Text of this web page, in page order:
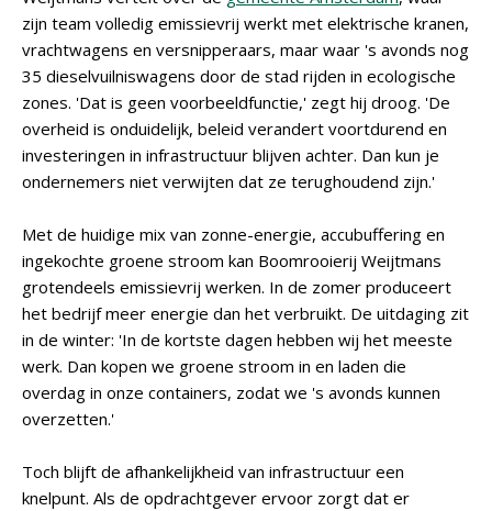
zijn team volledig emissievrij werkt met elektrische kranen,
vrachtwagens en versnipperaars, maar waar 's avonds nog
35 dieselvuilniswagens door de stad rijden in ecologische
zones. 'Dat is geen voorbeeldfunctie,' zegt hij droog. 'De
overheid is onduidelijk, beleid verandert voortdurend en
investeringen in infrastructuur blijven achter. Dan kun je
ondernemers niet verwijten dat ze terughoudend zijn.'
Met de huidige mix van zonne-energie, accubuffering en
ingekochte groene stroom kan Boomrooierij Weijtmans
grotendeels emissievrij werken. In de zomer produceert
het bedrijf meer energie dan het verbruikt. De uitdaging zit
in de winter: 'In de kortste dagen hebben wij het meeste
werk. Dan kopen we groene stroom in en laden die
overdag in onze containers, zodat we 's avonds kunnen
overzetten.'
Toch blijft de afhankelijkheid van infrastructuur een
knelpunt. Als de opdrachtgever ervoor zorgt dat er